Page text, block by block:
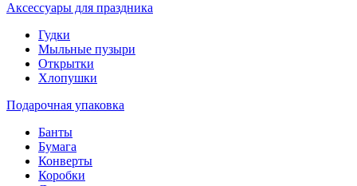
Аксессуары для праздника
Гудки
Мыльные пузыри
Открытки
Хлопушки
Подарочная упаковка
Банты
Бумага
Конверты
Коробки